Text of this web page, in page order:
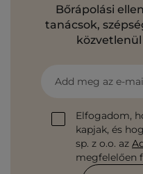
Bőrápolási
tanácsok,
Add meg az e-
Elfogadom,
kapjak, és
sp. z o.o. az
megfelelően